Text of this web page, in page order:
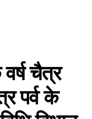
चैत्र
पर्व के